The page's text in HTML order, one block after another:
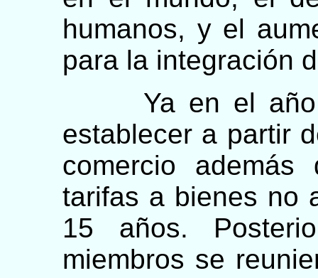
humanos, y el
para la integración
Ya en el año
establecer a partir
comercio
tarifas a bienes no
15 años.
miembros se